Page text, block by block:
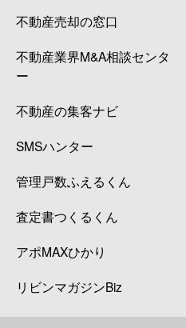
不動産売却の窓口
不動産業界M&A相談センタ
ー
不動産の集客ナビ
SMSハンター
管理戸数ふえるくん
査定書つくるくん
アポMAXひかり
リビンマガジンBiz